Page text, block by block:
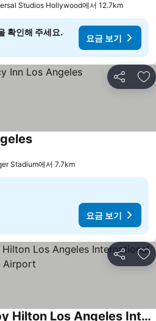
Studios Hollywood에서 12.7km
확인해 주세요.
요금 보기
공유 즐
Stadium에서 7.7km
요금 보기
공유 즐
Homewood Suites by Hilton Los Angeles International Airport